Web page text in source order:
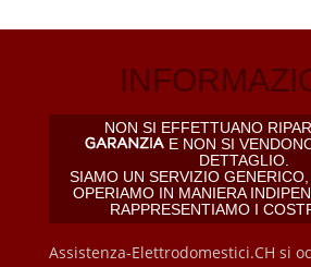
NON SI EFFETTUANO
E NON SI
DETTAGLIO.
SIAMO UN SERVIZIO GENERICO,
OPERIAMO IN MANIERA
RAPPRESENTIAMO I
Assistenza-Elettrodomestici.CH si